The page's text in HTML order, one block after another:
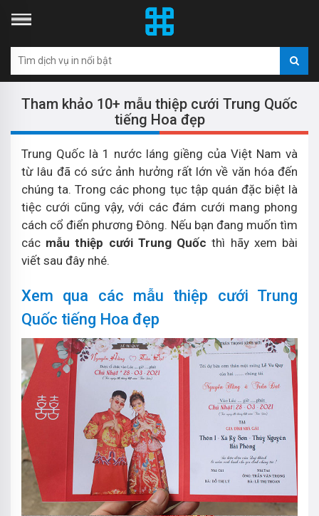
Tham khảo 10+ mẫu thiệp cưới Trung Quốc
tiếng Hoa đẹp
Trung Quốc là 1 nước láng giềng của Việt Nam và
từ lâu đã có sức ảnh hưởng rất lớn về văn hóa đến
chúng ta. Trong các phong tục tập quán đặc biệt là
tiệc cưới cũng vậy, với các đám cưới mang phong
cách cổ điển phương Đông. Nếu bạn đang muốn tìm
các mẫu thiệp cưới Trung Quốc thì hãy xem bài
viết sau đây nhé.
Xem qua các mẫu thiệp cưới Trung
Quốc tiếng Hoa đẹp